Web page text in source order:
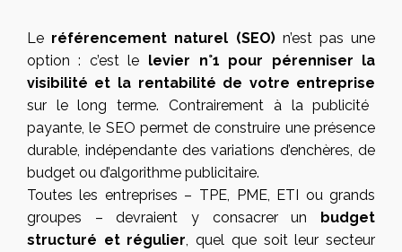
Le référencement naturel (SEO)n’est pas une
option : c’est le levier n°1 pour pérenniser la
visibilité et la rentabilité de votre entreprise
sur le long terme. Contrairement à la publicité
payante, le SEO permet de construire une présence
durable, indépendante des variations d’enchères, de
budget ou d’algorithme publicitaire.
Toutes les entreprises – TPE, PME, ETI ou grands
groupes – devraient y consacrer un budget
structuré et régulier , quel que soit leur secteur